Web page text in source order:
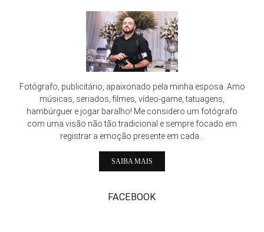
Fotógrafo, publicitário, apaixonado pela minha esposa. Amo
músicas, seriados, filmes, vídeo-game, tatuagens,
hambúrguer e jogar baralho! Me considero um fotógrafo
com uma visão não tão tradicional e sempre focado em
registrar a emoção presente em cada...
SAIBA MAIS
FACEBOOK